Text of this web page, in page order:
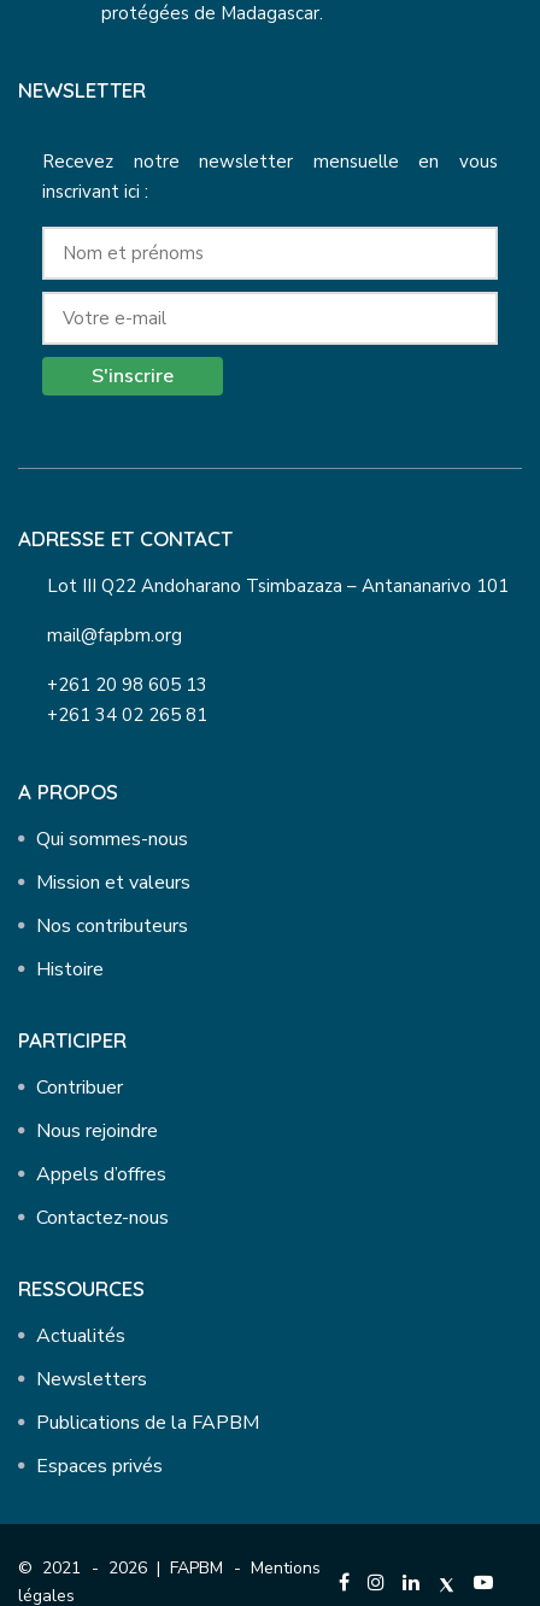
protégées de Madagascar.
NEWSLETTER
Recevez notre newsletter mensuelle en vous
inscrivant ici :
S'inscrire
ADRESSE ET CONTACT
Lot III Q22 Andoharano Tsimbazaza – Antananarivo 101
mail@fapbm.org
+261 20 98 605 13
+261 34 02 265 81
A PROPOS
Qui sommes-nous
Mission et valeurs
Nos contributeurs
Histoire
PARTICIPER
Contribuer
Nous rejoindre
Appels d’offres
Contactez-nous
RESSOURCES
Actualités
Newsletters
Publications de la FAPBM
Espaces privés
© 2021 - 2026 | FAPBM - Mentions
légales